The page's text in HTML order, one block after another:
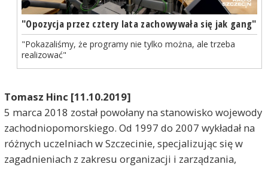
"Opozycja przez cztery lata zachowywała się jak gang"
"Pokazaliśmy, że programy nie tylko można, ale trzeba
realizować"
Tomasz Hinc [11.10.2019]
5 marca 2018 został powołany na stanowisko wojewody
zachodniopomorskiego. Od 1997 do 2007 wykładał na
różnych uczelniach w Szczecinie, specjalizując się w
zagadnieniach z zakresu organizacji i zarządzania,